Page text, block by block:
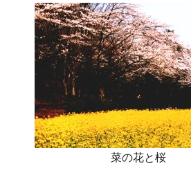
菜の花と桜